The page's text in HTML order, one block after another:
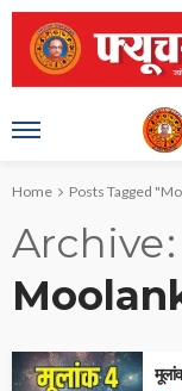
Home Posts Tagged
Archive